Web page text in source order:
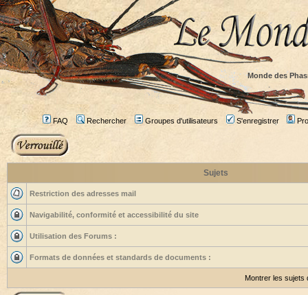
Monde des
FAQ Rechercher Groupes d'utilisateurs S'enregistrer
Sujets
Restriction des adresses mail
Navigabilité, conformité et accessibilité du site
Utilisation des Forums :
Formats de données et standards de documents :
Montrer les sujets